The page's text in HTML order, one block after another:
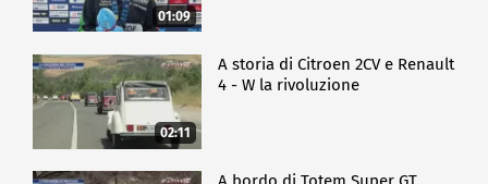
01:09
02:11
A storia di Citroen 2CV e Renault
4 - W la rivoluzione